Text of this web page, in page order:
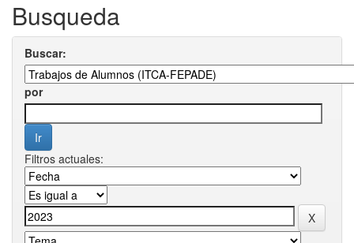
Busqueda
Buscar:
por
Filtros actuales: